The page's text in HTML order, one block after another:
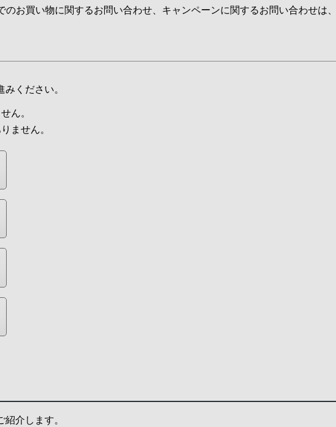
お買い物に関するお問い合わせ、キャンペーンに関するお問い合わせは
ください。
ん。
ません。
介します。